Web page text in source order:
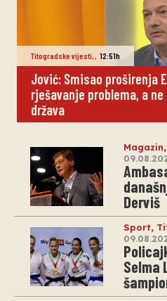
Titogradske vijesti,, 12:51h
Jović: Smisao proširenja
rješavanje problema, a
država
Magazin,
Derviš
Sport,
Selma